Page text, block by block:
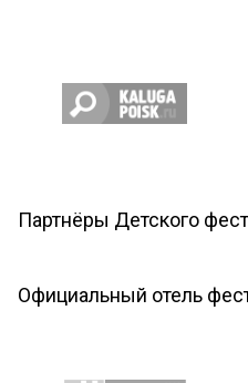
Партнёры Детского
Официальный отель